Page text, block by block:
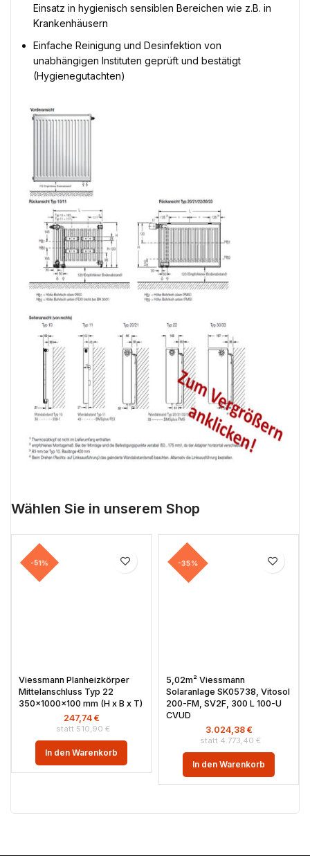
Einsatz in hygienisch sensiblen Bereichen wie z.B. in
Krankenhäusern
Einfache Reinigung und Desinfektion von
unabhängigen Instituten geprüft und bestätigt
(Hygienegutachten)
Wählen Sie in unserem Shop
-51%
Viessmann Planheizkörper
Mittelanschluss Typ 22
350x1000x100 mm (H x B x T)
510,90 €
247,74 €
In den Warenkorb
-35%
5,02m² Viessmann
Solaranlage SK05738, Vitosol
200-FM, SV2F, 300 L 100-U
CVUD
4.773,40 €
3.024,38 €
In den Warenkorb